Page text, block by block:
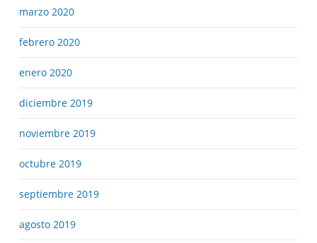
marzo 2020
febrero 2020
enero 2020
diciembre 2019
noviembre 2019
octubre 2019
septiembre 2019
agosto 2019